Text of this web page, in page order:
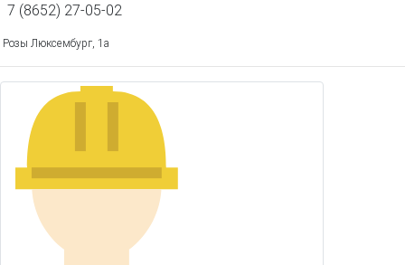
7 (8652) 27-05-02
Розы Люксембург, 1а